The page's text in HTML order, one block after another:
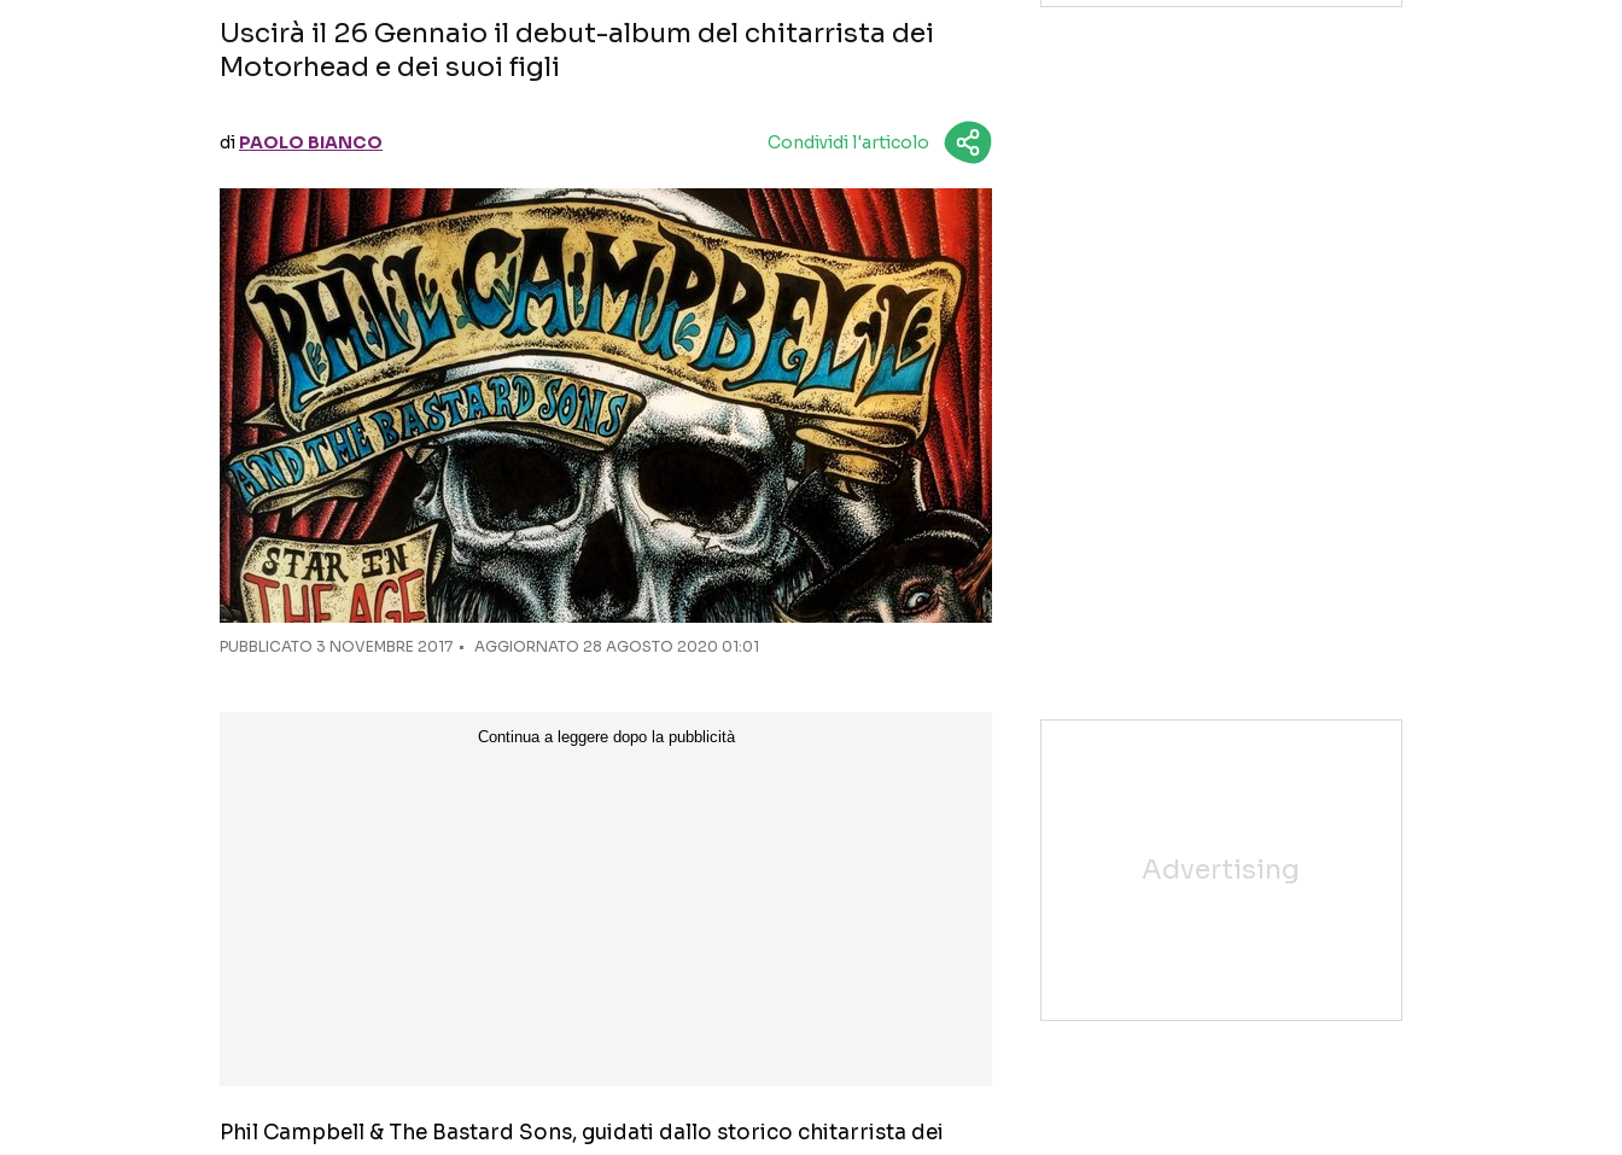
Uscirà il 26 Gennaio il debut-album del chitarrista dei
Motorhead e dei suoi figli
di PAOLO BIANCO Condividi l'articolo
PUBBLICATO 3 NOVEMBRE 2017 AGGIORNATO 28 AGOSTO 2020 01:01
Phil Campbell & The Bastard Sons, guidati dallo storico chitarrista dei